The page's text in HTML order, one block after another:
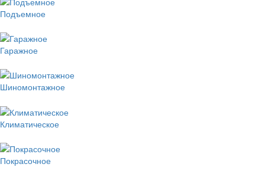
Подъемное
Гаражное
Шиномонтажное
Климатическое
Покрасочное